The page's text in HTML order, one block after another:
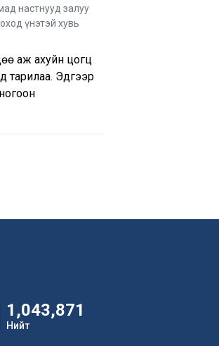
настнууд залуу
үнэтэй хувь
аж ахуйн цогц
тарилаа. Эдгээр
1,043,871
Нийт